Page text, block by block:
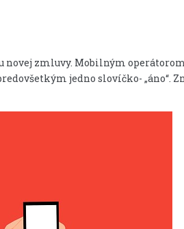
zmluvy. Mobilným
jedno slovíčko- „áno“.